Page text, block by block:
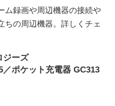
録画や周辺機器の接続や
ちの周辺機器。詳しくチェ
ジーズ
ポケット充電器 GC313